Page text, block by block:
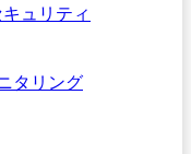
ュリティ
タリング